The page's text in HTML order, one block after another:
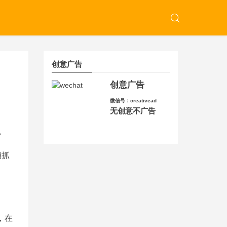
在
创意广告
创意广告
微信号：creativead
无创意不广告